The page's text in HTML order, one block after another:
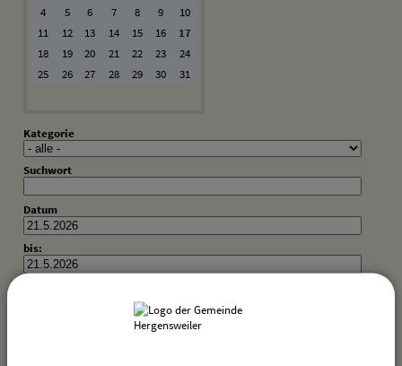
4
5 6 7 8 9
10
11
12 13 14 15 16
17
18
19 20 21 22 23
24
25
26 27 28 29 30 31
Kategorie
Suchwort
Datum
bis: